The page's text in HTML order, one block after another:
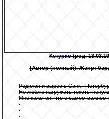
Кетурко(род.
[Автор (полный), Жанр:
Родился и вырос в Санкт-
Не люблю нагружать тексты
Мне кажется, что о самом важном